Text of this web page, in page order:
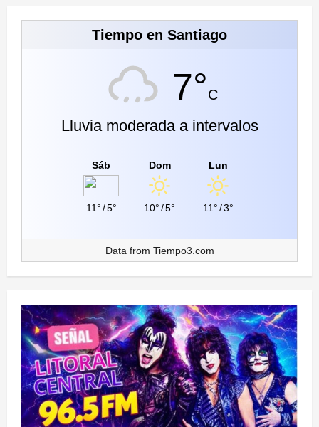
Tiempo en Santiago
7°C
Lluvia moderada a intervalos
Sáb
11°/5°
Dom
10°/5°
Lun
11°/3°
Data from Tiempo3.com